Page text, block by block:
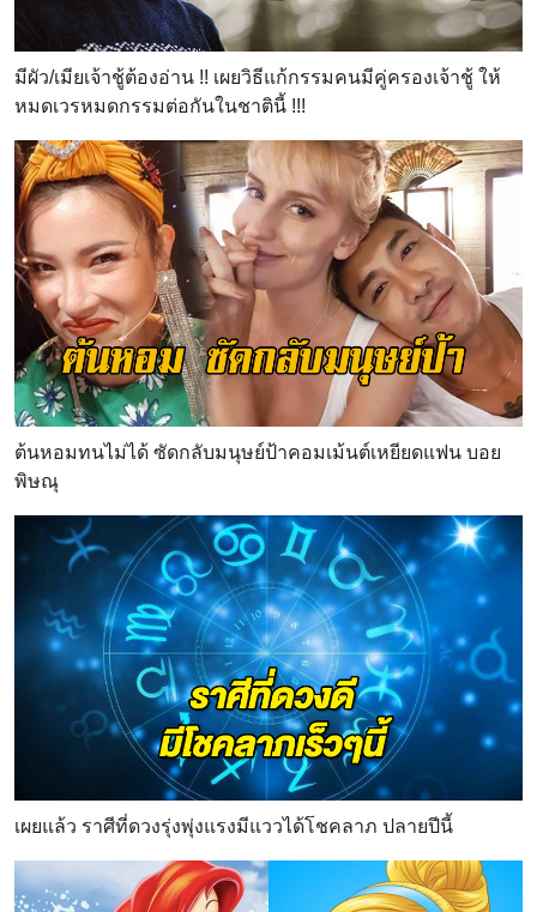
มีผัว/เมียเจ้าชู้ต้องอ่าน !! เผยวิธีแก้กรรมคนมีคู่ครองเจ้าชู้ ให้
หมดเวรหมดกรรมต่อกันในชาตินี้ !!!
ต้นหอมทนไม่ได้ ซัดกลับมนุษย์ป้าคอมเม้นต์เหยียดแฟน บอย
พิษณุ
เผยแล้ว ราศีที่ดวงรุ่งพุ่งแรงมีแววได้โชคลาภ ปลายปีนี้